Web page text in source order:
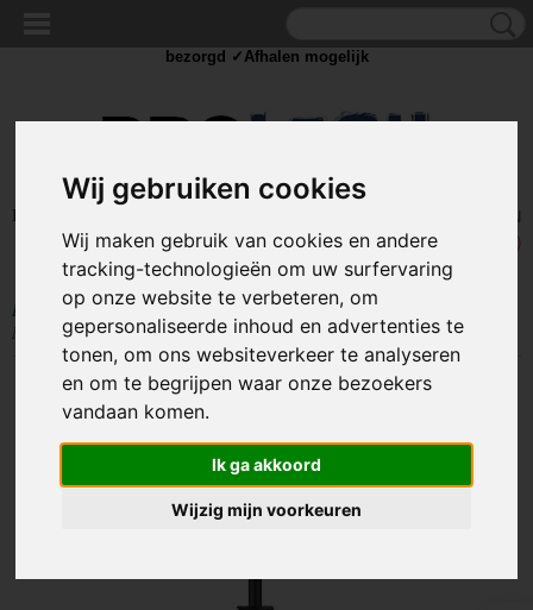
Wij gebruiken cookies
Wij maken gebruik van cookies en andere
tracking-technologieën om uw surfervaring
op onze website te verbeteren, om
gepersonaliseerde inhoud en advertenties te
tonen, om ons websiteverkeer te analyseren
en om te begrijpen waar onze bezoekers
vandaan komen.
Ik ga akkoord
Wijzig mijn voorkeuren
Inloggen
UW WINKELWAGEN
Geen producten
(0)
Home >MONITOR / TV BEUGELS>Beugels voor 2 schermen
Monitorbeugel 2 schermen 13 tot 27 inch - Klem L-02
bezorgd ✓Afhalen mogelijk